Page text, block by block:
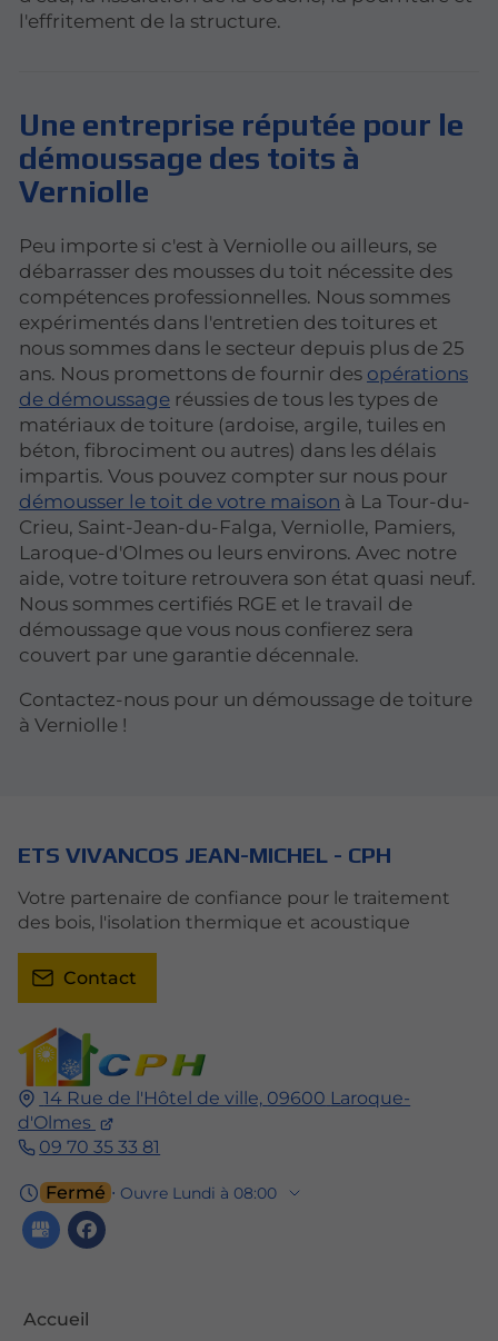
l'effritement de la structure.
Une entreprise réputée pour le
démoussage des toits à
Verniolle
Peu importe si c'est à Verniolle ou ailleurs, se
débarrasser des mousses du toit nécessite des
compétences professionnelles. Nous sommes
expérimentés dans l'entretien des toitures et
nous sommes dans le secteur depuis plus de 25
ans. Nous promettons de fournir des opérations
de démoussage réussies de tous les types de
matériaux de toiture (ardoise, argile, tuiles en
béton, fibrociment ou autres) dans les délais
impartis. Vous pouvez compter sur nous pour
démousser le toit de votre maison à La Tour-du-
Crieu, Saint-Jean-du-Falga, Verniolle, Pamiers,
Laroque-d'Olmes ou leurs environs. Avec notre
aide, votre toiture retrouvera son état quasi neuf.
Nous sommes certifiés RGE et le travail de
démoussage que vous nous confierez sera
couvert par une garantie décennale.
Contactez-nous pour un démoussage de toiture
à Verniolle !
14 Rue de l'Hôtel de ville, 09600 Laroque-
d'Olmes
09 70 35 33 81
Fermé ⋅ Ouvre Lundi à 08:00
Accueil
ETS VIVANCOS JEAN-MICHEL - CPH
Votre partenaire de confiance pour le traitement
des bois, l'isolation thermique et acoustique
Contact